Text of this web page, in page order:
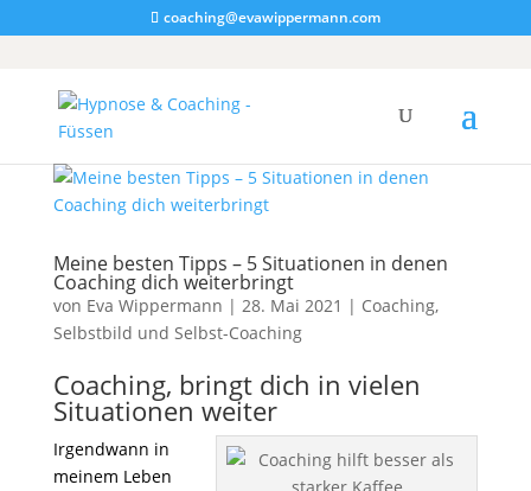
coaching@evawippermann.com
Meine besten Tipps – 5 Situationen in denen
Coaching dich weiterbringt
von Eva Wippermann | 28. Mai 2021 | Coaching,
Selbstbild und Selbst-Coaching
Coaching, bringt dich in vielen
Situationen weiter
Irgendwann in
meinem Leben